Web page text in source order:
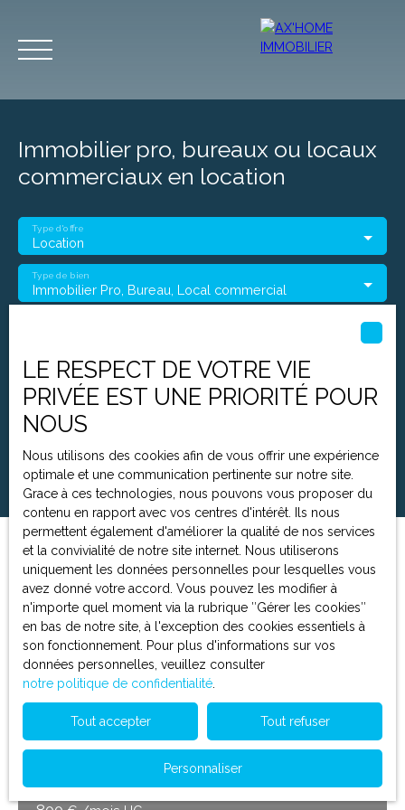
Accueil
Estimation
Immobilier pro, bureaux ou locaux
commerciaux en location
Location
Type d'offre
Immobilier Pro, Bureau, Local commercial
Type de bien
Loyer max (€/mois)
Surface min (m²)
Rechercher
Pertinence
Trier par
Créer une alerte
A voir absolument
LE RESPECT DE VOTRE VIE
PRIVÉE EST UNE PRIORITÉ POUR
NOUS
Nous utilisons des cookies afin de vous offrir une expérience
optimale et une communication pertinente sur notre site.
Grace à ces technologies, nous pouvons vous proposer du
contenu en rapport avec vos centres d'intérêt. Ils nous
permettent également d'améliorer la qualité de nos services
et la convivialité de notre site internet. Nous utiliserons
uniquement les données personnelles pour lesquelles vous
avez donné votre accord. Vous pouvez les modifier à
n'importe quel moment via la rubrique ″Gérer les cookies″
en bas de notre site, à l'exception des cookies essentiels à
son fonctionnement. Pour plus d'informations sur vos
données personnelles, veuillez consulter
notre politique de confidentialité
Tout accepter Tout refuser
Personnaliser